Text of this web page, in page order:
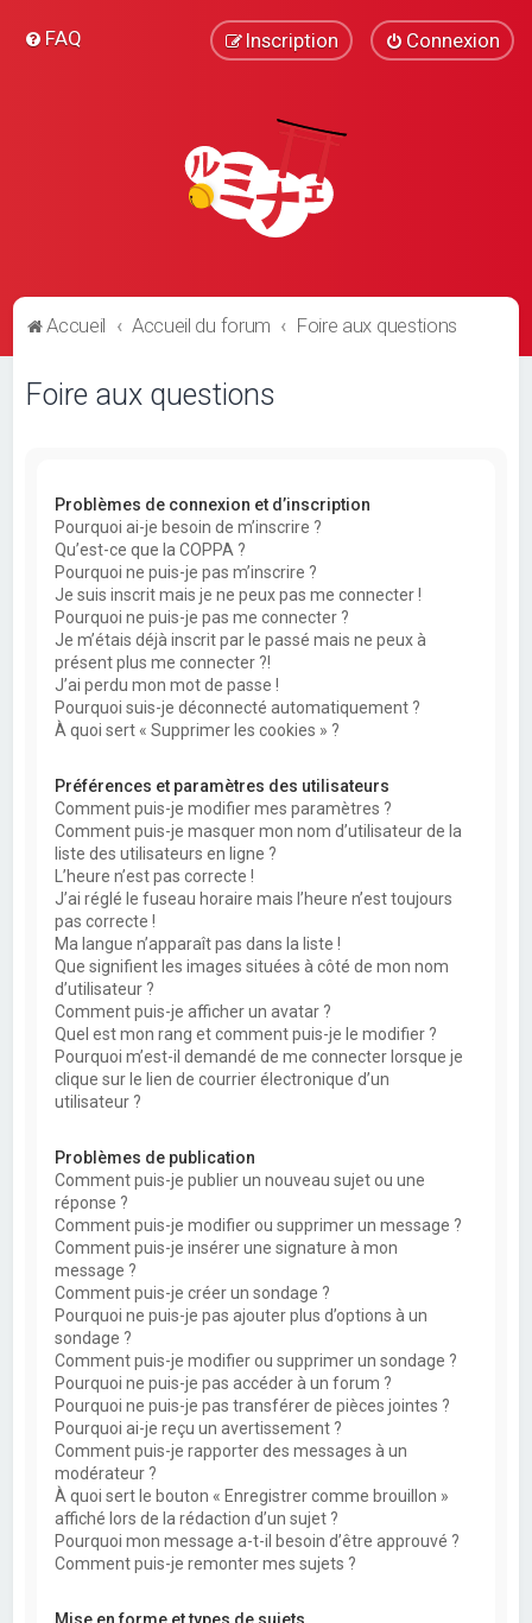
FAQ Connexion
Inscription
Accueil Accueil du forum Foire aux questions
Foire aux questions
Problèmes de connexion et d’inscription
Pourquoi ai-je besoin de m’inscrire ?
Qu’est-ce que la COPPA ?
Pourquoi ne puis-je pas m’inscrire ?
Je suis inscrit mais je ne peux pas me connecter !
Pourquoi ne puis-je pas me connecter ?
Je m’étais déjà inscrit par le passé mais ne peux à
présent plus me connecter ?!
J’ai perdu mon mot de passe !
Pourquoi suis-je déconnecté automatiquement ?
À quoi sert « Supprimer les cookies » ?
Préférences et paramètres des utilisateurs
Comment puis-je modifier mes paramètres ?
Comment puis-je masquer mon nom d’utilisateur de la
liste des utilisateurs en ligne ?
L’heure n’est pas correcte !
J’ai réglé le fuseau horaire mais l’heure n’est toujours
pas correcte !
Ma langue n’apparaît pas dans la liste !
Que signifient les images situées à côté de mon nom
d’utilisateur ?
Comment puis-je afficher un avatar ?
Quel est mon rang et comment puis-je le modifier ?
Pourquoi m’est-il demandé de me connecter lorsque je
clique sur le lien de courrier électronique d’un
utilisateur ?
Problèmes de publication
Comment puis-je publier un nouveau sujet ou une
réponse ?
Comment puis-je modifier ou supprimer un message ?
Comment puis-je insérer une signature à mon
message ?
Comment puis-je créer un sondage ?
Pourquoi ne puis-je pas ajouter plus d’options à un
sondage ?
Comment puis-je modifier ou supprimer un sondage ?
Pourquoi ne puis-je pas accéder à un forum ?
Pourquoi ne puis-je pas transférer de pièces jointes ?
Pourquoi ai-je reçu un avertissement ?
Comment puis-je rapporter des messages à un
modérateur ?
À quoi sert le bouton « Enregistrer comme brouillon »
affiché lors de la rédaction d’un sujet ?
Pourquoi mon message a-t-il besoin d’être approuvé ?
Comment puis-je remonter mes sujets ?